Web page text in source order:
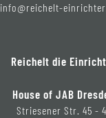
info@reichelt-
Reichelt die
House of JAB
Striesener Str. 45 -